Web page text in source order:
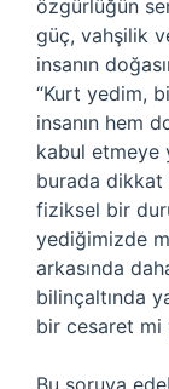
özgürlüğün
güç, vahşilik
insanın
“Kurt yedim,
insanın hem
kabul etmeye
burada dikkat
fiziksel bir
yediğimizde
arkasında
bilinçaltında
bir cesaret mi
Bu soruya